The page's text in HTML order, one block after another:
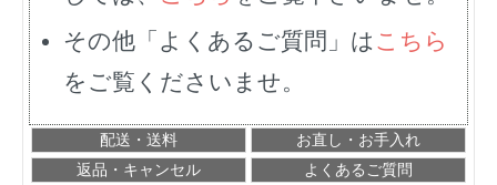
その他「よくあるご質問」は こちら
をご覧くださいませ。
配送・送料
お直し・お手入れ
返品・キャンセル
よくあるご質問